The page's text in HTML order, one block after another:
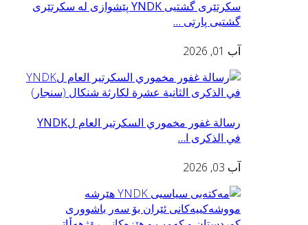
سكرتێری گشتیی YNDK پێشوازی لە سکرتێرى
گشتیى پارتى …
آب 01, 2026
رسالة غفور مخموري السكرتير العام لYNDK
في الذكرى ا…
آب 03, 2026